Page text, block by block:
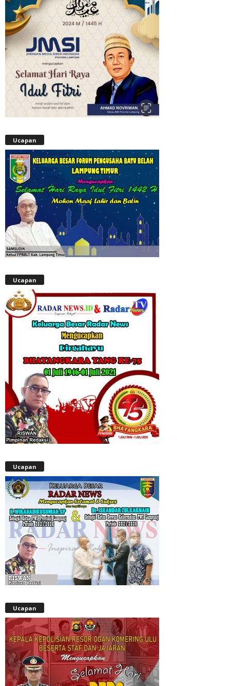
Ucapan
Ucapan
Ucapan
Ucapan